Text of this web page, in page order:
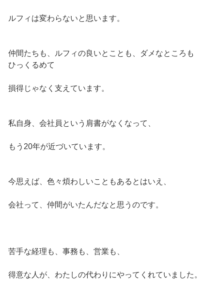
ルフィは変わらないと思います。
仲間たちも、ルフィの良いとことも、ダメなところも
ひっくるめて
損得じゃなく支えています。
私自身、会社員という肩書がなくなって、
もう20年が近づいています。
今思えば、色々煩わしいこともあるとはいえ、
会社って、仲間がいたんだなと思うのです。
苦手な経理も、事務も、営業も、
得意な人が、わたしの代わりにやってくれていました。